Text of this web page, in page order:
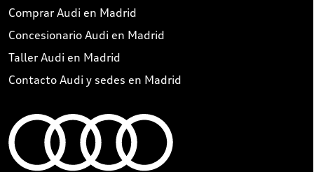
Comprar Audi en Madrid
Concesionario Audi en Madrid
Taller Audi en Madrid
Contacto Audi y sedes en Madrid